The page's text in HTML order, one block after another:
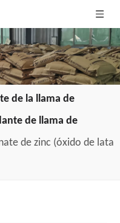
de la llama de
de llama de
de zinc (óxido de lata